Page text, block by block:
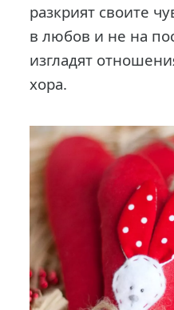
разкрият своите
в любов и не на
изгладят
хора.